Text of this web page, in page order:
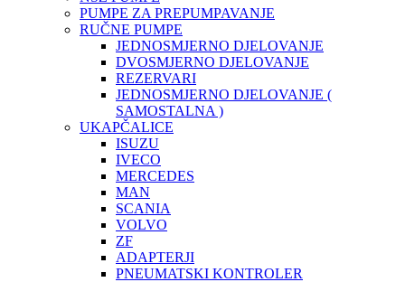
PUMPE ZA PREPUMPAVANJE
RUČNE PUMPE
JEDNOSMJERNO DJELOVANJE
DVOSMJERNO DJELOVANJE
REZERVARI
JEDNOSMJERNO DJELOVANJE (
SAMOSTALNA )
UKAPČALICE
ISUZU
IVECO
MERCEDES
MAN
SCANIA
VOLVO
ZF
ADAPTERJI
PNEUMATSKI KONTROLER